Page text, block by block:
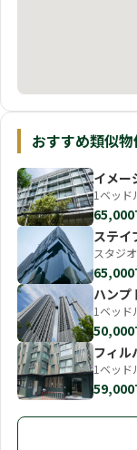
おすすめ類似
イメー
1ベッド
ステイ
スタジオ
ハンプ
1ベッド
フィル
1ベッド